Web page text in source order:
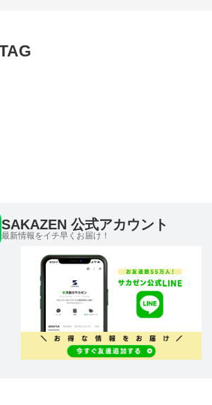
SAKAZEN 公式アカウント
最新情報をイチ早くお届け！